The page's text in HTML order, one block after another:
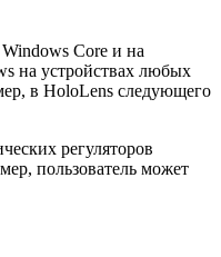
Core и на
на устройствах любых
в HoloLens следующего
регуляторов
пользователь может